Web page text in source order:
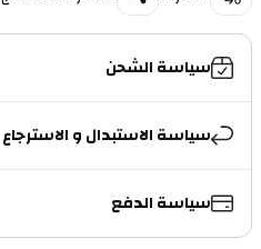
سياسة الشحن
سياسة الاستبدال و الاسترجاع
سياسة الدفع